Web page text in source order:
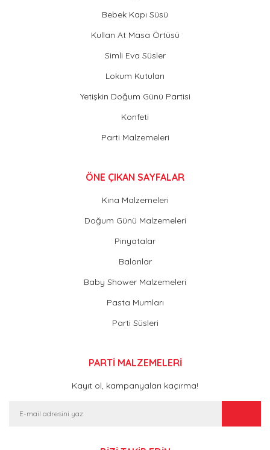
Bebek Kapı Süsü
Kullan At Masa Örtüsü
Simli Eva Süsler
Lokum Kutuları
Yetişkin Doğum Günü Partisi
Konfeti
Parti Malzemeleri
ÖNE ÇIKAN SAYFALAR
Kına Malzemeleri
Doğum Günü Malzemeleri
Pinyatalar
Balonlar
Baby Shower Malzemeleri
Pasta Mumları
Parti Süsleri
PARTİ MALZEMELERİ
Kayıt ol, kampanyaları kaçırma!